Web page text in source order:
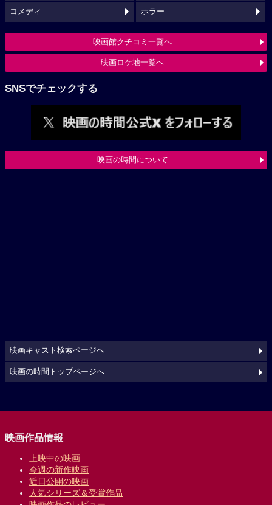
コメディ ホラー
映画館クチコミ一覧へ
映画ロケ地一覧へ
SNSでチェックする
映画の時間について
映画キャスト検索ページへ
映画の時間トップページへ
映画作品情報
上映中の映画
今週の新作映画
近日公開の映画
人気シリーズ＆受賞作品